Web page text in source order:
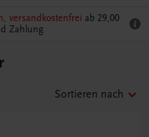
versandkostenfrei ab 29,00
Zahlung
Sortieren nach